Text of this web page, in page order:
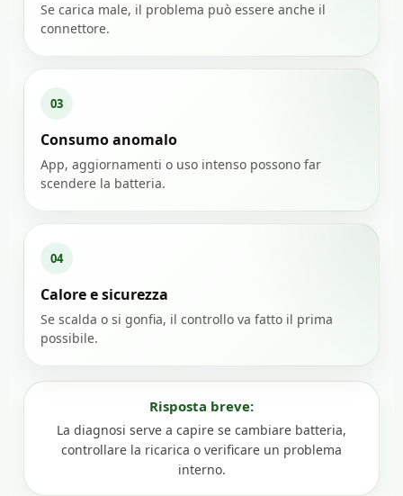
Se carica male, il problema può essere anche il
connettore.
03
Consumo anomalo
App, aggiornamenti o uso intenso possono far
scendere la batteria.
04
Calore e sicurezza
Se scalda o si gonfia, il controllo va fatto il prima
possibile.
Risposta breve:
La diagnosi serve a capire se cambiare batteria,
controllare la ricarica o verificare un problema
interno.